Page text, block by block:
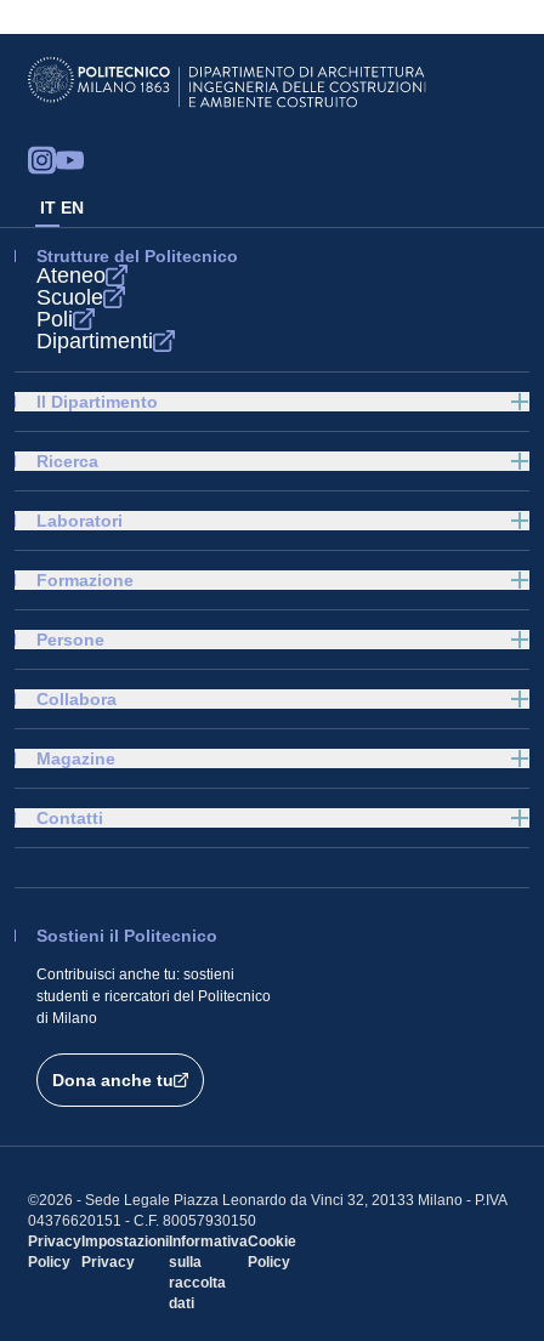
IT EN
Strutture del Politecnico
Ateneo
Scuole
Poli
Dipartimenti
Il Dipartimento
Ricerca
Laboratori
Formazione
Persone
Collabora
Magazine
Sostieni il Politecnico
Contribuisci anche tu: sostieni
studenti e ricercatori del Politecnico
di Milano
Dona anche tu
Contatti
©2026 - Sede Legale Piazza Leonardo da Vinci 32, 20133 Milano - P.IVA
04376620151 - C.F. 80057930150
Privacy
Policy
Impostazioni
Privacy
Informativa
sulla
raccolta
dati
Cookie
Policy